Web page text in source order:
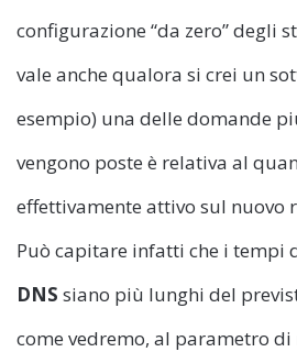
configurazione “da zero” degli
vale anche qualora si crei un
esempio) una delle domande
vengono poste è relativa al
effettivamente attivo sul nuovo
Può capitare infatti che i tempi
DNS siano più lunghi del
come vedremo, al parametro